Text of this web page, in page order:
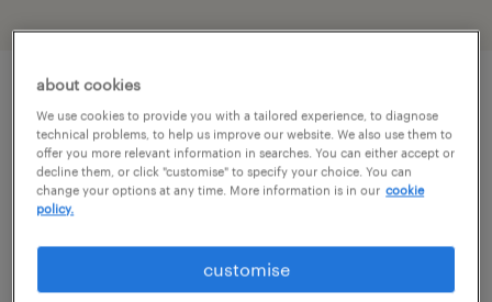
описание должности
Szukasz stabilnego zatrudnienia, w którym
Twoje doświadczenie na magazynie zostanie
docenione? Dla jednego z naszych Klientów
poszukujemy zmotywowanych pracowników
about cookies
We use cookies to provide you with a tailored experience, to diagnose
technical problems, to help us improve our website. We also use them to
offer you more relevant information in searches. You can either accept or
decline them, or click "customise" to specify your choice. You can
change your options at any time. More information is in our cookie
policy.
customise